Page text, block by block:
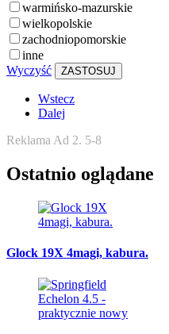
warmińsko-mazurskie
wielkopolskie
zachodniopomorskie
inne
Wyczyść
ZASTOSUJ
Wstecz
Dalej
Reklama Ad 2. 5-8
Ostatnio oglądane
Glock 19X 4magi, kabura.